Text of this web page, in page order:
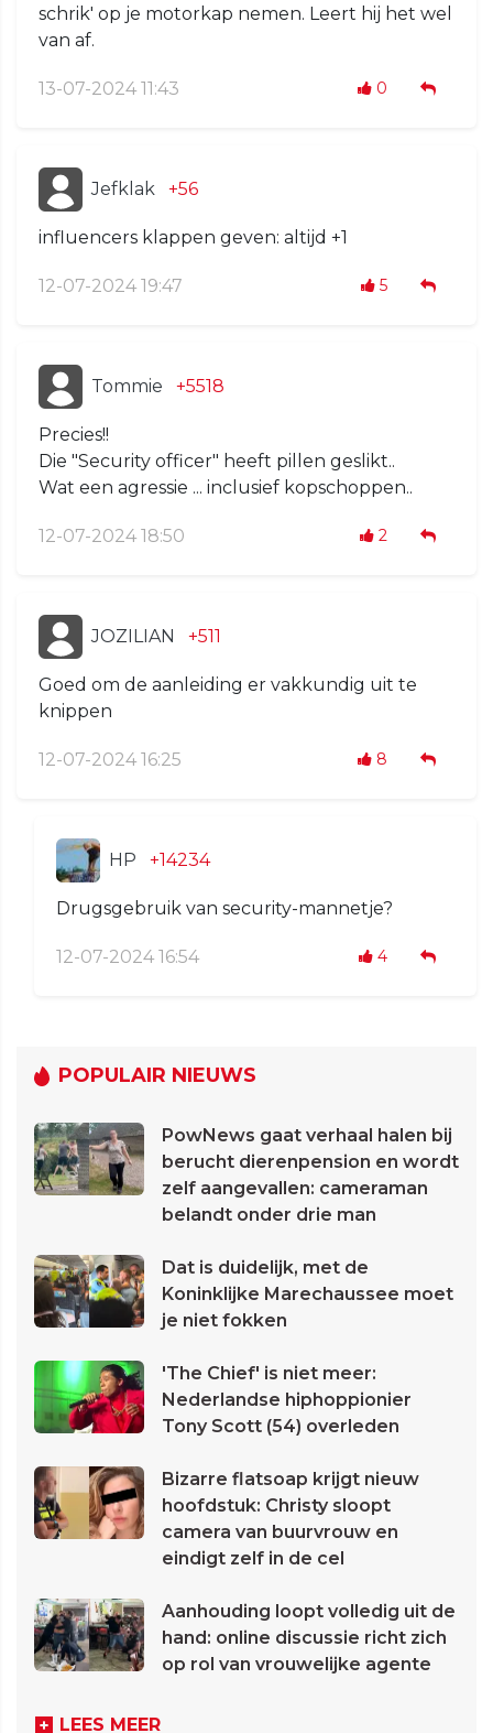
schrik' op je motorkap nemen. Leert hij het wel
van af.
13-07-2024 11:43 0
Jefklak +56
influencers klappen geven: altijd +1
12-07-2024 19:47 5
Tommie +5518
Precies!!
Die "Security officer" heeft pillen geslikt..
Wat een agressie ... inclusief kopschoppen..
12-07-2024 18:50 2
JOZILIAN +511
Goed om de aanleiding er vakkundig uit te
knippen
12-07-2024 16:25 8
HP +14234
Drugsgebruik van security-mannetje?
12-07-2024 16:54 4
POPULAIR NIEUWS
PowNews gaat verhaal halen bij
berucht dierenpension en wordt
zelf aangevallen: cameraman
belandt onder drie man
Dat is duidelijk, met de
Koninklijke Marechaussee moet
je niet fokken
'The Chief' is niet meer:
Nederlandse hiphoppionier
Tony Scott (54) overleden
Bizarre flatsoap krijgt nieuw
hoofdstuk: Christy sloopt
camera van buurvrouw en
eindigt zelf in de cel
Aanhouding loopt volledig uit de
hand: online discussie richt zich
op rol van vrouwelijke agente
LEES MEER